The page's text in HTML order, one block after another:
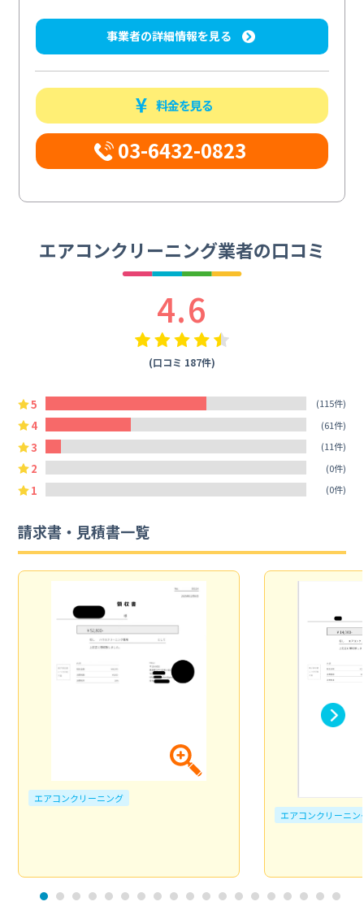
事業者の詳細情報を見る
料金を見る
03-6432-0823
エアコンクリーニング業者の口コミ
4.6
(口コミ 187件)
5 (115件)
4 (61件)
3 (11件)
2 (0件)
1 (0件)
請求書・見積書一覧
エアコンクリーニング
エアコンクリーニン